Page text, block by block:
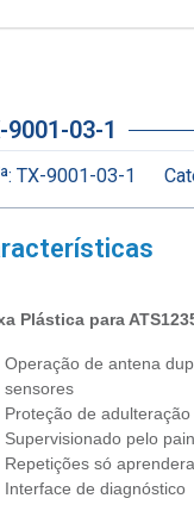
9001-03-1
TX-9001-03-1
Plástica para
Operação de antena
sensores
Proteção de adulteração
Supervisionado pelo
Repetições só
Interface de diagnóstico